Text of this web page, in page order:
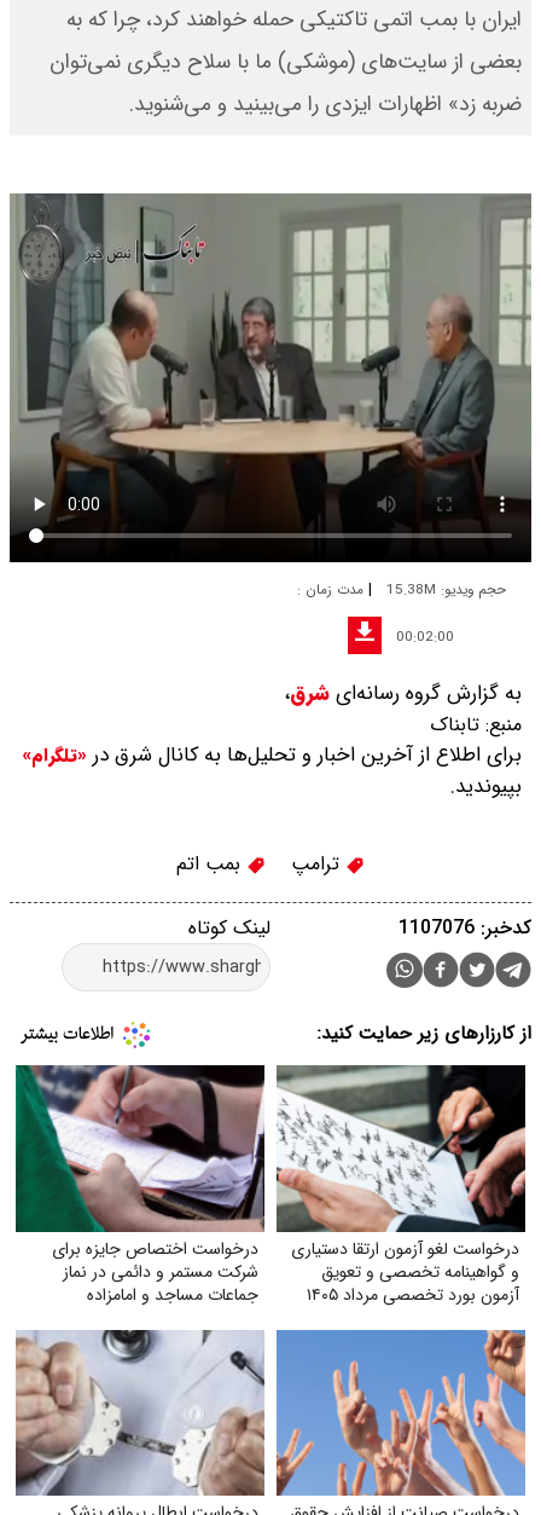
ایران با بمب اتمی تاکتیکی حمله خواهند کرد، چرا که به
بعضی از سایت‌های (موشکی) ما با سلاح دیگری نمی‌توان
ضربه زد» اظهارات ایزدی را می‌بینید و می‌شنوید.
حجم ویدیو: 15.38M |مدت زمان :
00:02:00
به گزارش گروه رسانه‌ایشرق،
منبع: تابناک
برای اطلاع از آخرین اخبار و تحلیل‌ها به کانال شرق در «تلگرام»
بپیوندید.
ترامپ بمب اتم
لینک کوتاه کدخبر: 1107076
از کارزارهای زیر حمایت کنید:
درخواست لغو آزمون ارتقا دستیاری
و گواهینامه تخصصی و تعویق
آزمون بورد تخصصی مرداد ۱۴۰۵
درخواست اختصاص جایزه برای
شرکت مستمر و دائمی در نماز
جماعات مساجد و امامزاده